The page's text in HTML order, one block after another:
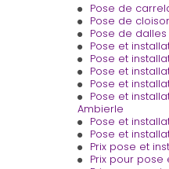
Pose de
Pose de
Pose de
Pose et
Pose et
Pose et
Pose et
Pose et
Ambierle
Pose et
Pose et
Prix pose et
Prix pour